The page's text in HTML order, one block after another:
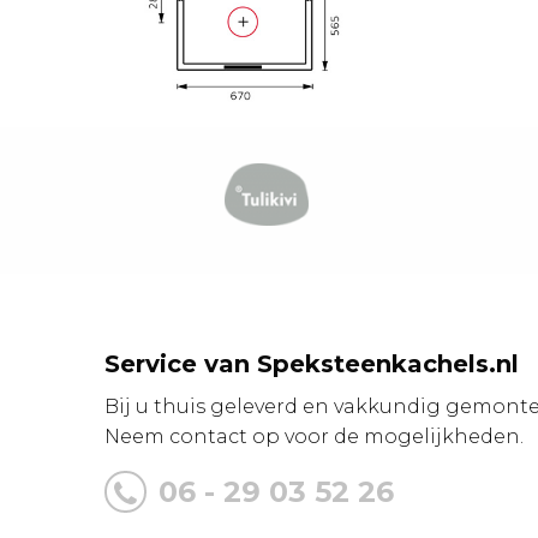
Service van Speksteenkachels.nl
Bij u thuis geleverd en vakkundig
Neem contact op voor de mogelijkheden.
06 - 29 03 52 26